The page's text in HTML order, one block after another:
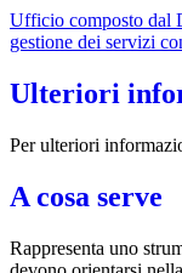
Ufficio composto dal
gestione dei servizi
Ulteriori
Per ulteriori
A cosa serve
Rappresenta uno